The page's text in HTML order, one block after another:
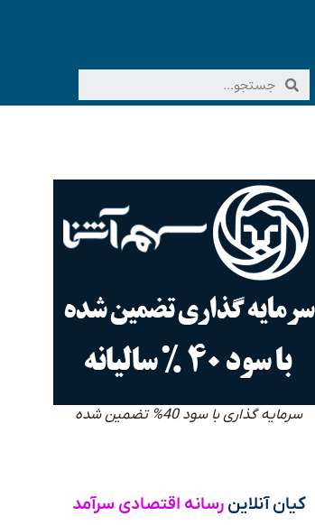
سرمایه گذاری با سود 40% تضمین شده
کیان آنلاین رسانه اقتصادی سرآمد